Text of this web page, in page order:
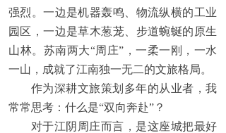
强烈。一边是机器轰鸣、物流纵横的工业
园区，一边是草木葱茏、步道蜿蜒的原生
山林。苏南两大“周庄”，一柔一刚，一水
一山，成就了江南独一无二的文旅格局。
作为深耕文旅策划多年的从业者，我
常常思考：什么是“双向奔赴”？
对于江阴周庄而言，是这座城把最好